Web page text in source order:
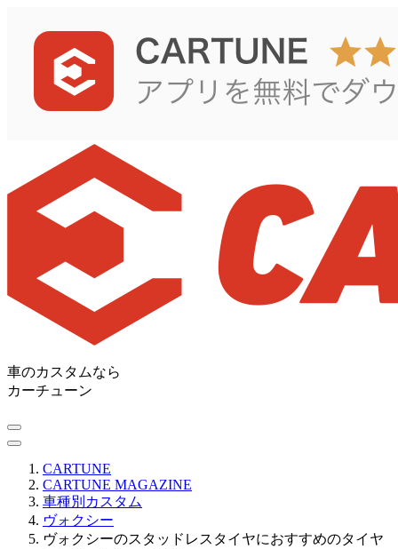
車のカスタムなら
カーチューン
CARTUNE
CARTUNE MAGAZINE
車種別カスタム
ヴォクシー
ヴォクシーのスタッドレスタイヤにおすすめのタイヤ